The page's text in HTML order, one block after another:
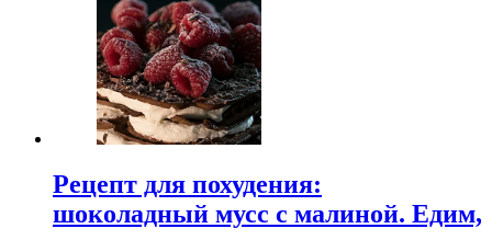
Рецепт для похудения:
шоколадный мусс с малиной. Едим,